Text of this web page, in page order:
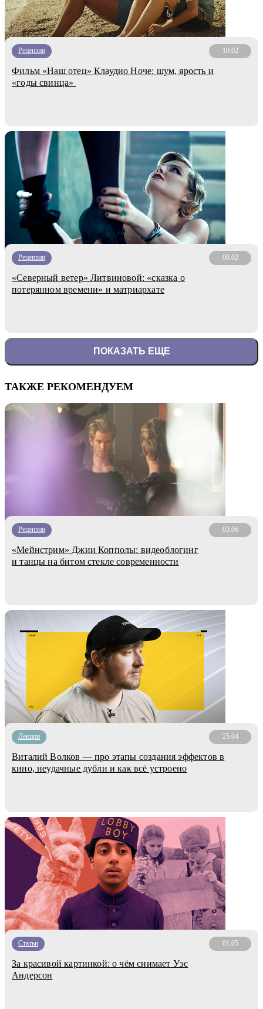
Рецензии 10.02
Фильм «Наш отец» Клаудио Ноче: шум, ярость и
«годы свинца»
Рецензии 08.02
«Северный ветер» Литвиновой: «сказка о
потерянном времени» и матриархате
ПОКАЗАТЬ ЕЩЕ
ТАКЖЕ РЕКОМЕНДУЕМ
Рецензии 03.06
«Мейнстрим» Джии Копполы: видеоблогинг
и танцы на битом стекле современности
Лекции 25.04
Виталий Волков — про этапы создания эффектов в
кино, неудачные дубли и как всё устроено
Статьи 01.05
За красивой картинкой: о чём снимает Уэс
Андерсон